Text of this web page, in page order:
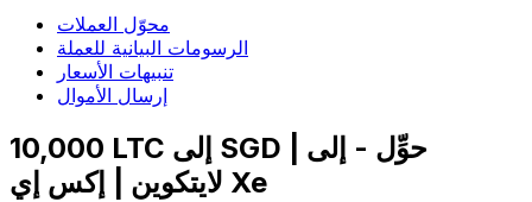
محوّل العملات
الرسومات البيانية للعملة
تنبيهات الأسعار
إرسال الأموال
10,000 LTC إلى SGD | حوِّل - إلى
لايتكوين | إكس إي Xe